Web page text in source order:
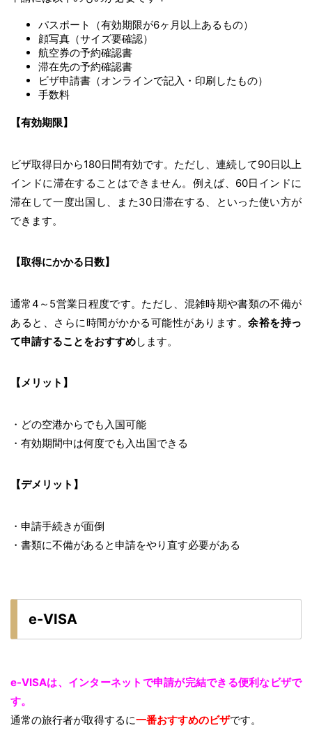
パスポート（有効期限が6ヶ月以上あるもの）
顔写真（サイズ要確認）
航空券の予約確認書
滞在先の予約確認書
ビザ申請書（オンラインで記入・印刷したもの）
手数料
【有効期限】
ビザ取得日から180日間有効です。ただし、連続して90日以上
インドに滞在することはできません。例えば、60日インドに
滞在して一度出国し、また30日滞在する、といった使い方が
できます。
【取得にかかる日数】
通常4～5営業日程度です。ただし、混雑時期や書類の不備が
あると、さらに時間がかかる可能性があります。 余裕を持っ
て申請することをおすすめします。
【メリット】
・どの空港からでも入国可能
・有効期間中は何度でも入出国できる
【デメリット】
・申請手続きが面倒
・書類に不備があると申請をやり直す必要がある
e-VISA
e-VISAは、インターネットで申請が完結できる便利なビザで
す。
通常の旅行者が取得するに一番おすすめのビザです。